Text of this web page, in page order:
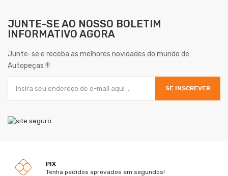
JUNTE-SE AO NOSSO BOLETIM
INFORMATIVO AGORA
Junte-se e receba as melhores novidades do mundo de
Autopeças !!!
SE INSCREVER
PIX
Tenha pedidos aprovados em segundos!